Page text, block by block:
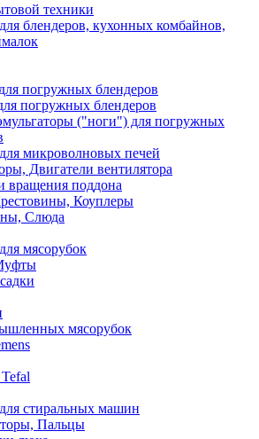
техники
блендеров, кухонных комбайнов,
погружных блендеров
погружных блендеров
("ноги") для погружных
микроволновых печей
Двигатели вентилятора
вращения поддона
Коуплеры
Слюда
мясорубок
мясорубок
стиральных машин
Пальцы